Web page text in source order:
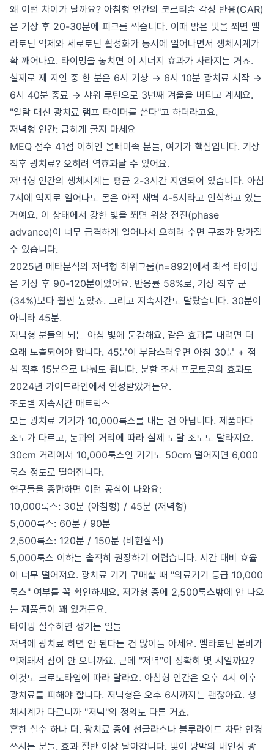
왜 이런 차이가 날까요? 아침형 인간의 코르티솔 각성 반응(CAR)
은 기상 후 20-30분에 피크를 찍습니다. 이때 밝은 빛을 쬐면 멜
라토닌 억제와 세로토닌 활성화가 동시에 일어나면서 생체시계가
확 깨어나요. 타이밍을 놓치면 이 시너지 효과가 사라지는 거죠.
실제로 제 지인 중 한 분은 6시 기상 → 6시 10분 광치료 시작 →
6시 40분 종료 → 샤워 루틴으로 3년째 겨울을 버티고 계세요.
"알람 대신 광치료 램프 타이머를 쓴다"고 하더라고요.
저녁형 인간: 급하게 굴지 마세요
MEQ 점수 41점 이하인 올빼미족 분들, 여기가 핵심입니다. 기상
직후 광치료? 오히려 역효과날 수 있어요.
저녁형 인간의 생체시계는 평균 2-3시간 지연되어 있습니다. 아침
7시에 억지로 일어나도 몸은 아직 새벽 4-5시라고 인식하고 있는
거예요. 이 상태에서 강한 빛을 쬐면 위상 전진(phase
advance)이 너무 급격하게 일어나서 오히려 수면 구조가 망가질
수 있습니다.
2025년 메타분석의 저녁형 하위그룹(n=892)에서 최적 타이밍
은 기상 후 90-120분이었어요. 반응률 58%로, 기상 직후 군
(34%)보다 훨씬 높았죠. 그리고 지속시간도 달랐습니다. 30분이
아니라 45분.
저녁형 분들의 뇌는 아침 빛에 둔감해요. 같은 효과를 내려면 더
오래 노출되어야 합니다. 45분이 부담스러우면 아침 30분 + 점
심 직후 15분으로 나눠도 됩니다. 분할 조사 프로토콜의 효과도
2024년 가이드라인에서 인정받았거든요.
조도별 지속시간 매트릭스
모든 광치료 기기가 10,000룩스를 내는 건 아닙니다. 제품마다
조도가 다르고, 눈과의 거리에 따라 실제 도달 조도도 달라져요.
30cm 거리에서 10,000룩스인 기기도 50cm 떨어지면 6,000
룩스 정도로 떨어집니다.
연구들을 종합하면 이런 공식이 나와요:
10,000룩스: 30분 (아침형) / 45분 (저녁형)
5,000룩스: 60분 / 90분
2,500룩스: 120분 / 150분 (비현실적)
5,000룩스 이하는 솔직히 권장하기 어렵습니다. 시간 대비 효율
이 너무 떨어져요. 광치료 기기 구매할 때 "의료기기 등급 10,000
룩스" 여부를 꼭 확인하세요. 저가형 중에 2,500룩스밖에 안 나오
는 제품들이 꽤 있거든요.
타이밍 실수하면 생기는 일들
저녁에 광치료 하면 안 된다는 건 많이들 아세요. 멜라토닌 분비가
억제돼서 잠이 안 오니까요. 근데 "저녁"이 정확히 몇 시일까요?
이것도 크로노타입에 따라 달라요. 아침형 인간은 오후 4시 이후
광치료를 피해야 합니다. 저녁형은 오후 6시까지는 괜찮아요. 생
체시계가 다르니까 "저녁"의 정의도 다른 거죠.
흔한 실수 하나 더. 광치료 중에 선글라스나 블루라이트 차단 안경
쓰시는 분들. 효과 절반 이상 날아갑니다. 빛이 망막의 내인성 광